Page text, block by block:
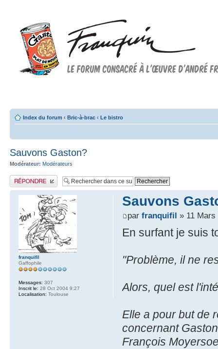
Index du forum ‹ Bric-à-brac ‹ Le bistro
Sauvons Gaston?
Modérateur: Modérateurs
Publier une réponse
Sauvons
par franquifil » 11 Mars
En surfant je suis
"Problème, il ne
Alors, quel est
Elle a pour but de
concernant
François
franquifil
Gaffophile
Messages: 307
Inscrit le: 28 Oct 2004 9:27
Localisation: Toulouse